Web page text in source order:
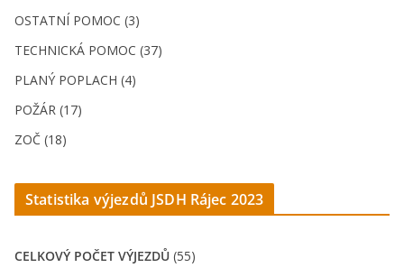
OSTATNÍ POMOC (3)
TECHNICKÁ POMOC (37)
PLANÝ POPLACH (4)
POŽÁR (17)
ZOČ (18)
Statistika výjezdů JSDH Rájec 2023
CELKOVÝ POČET VÝJEZDŮ (55)